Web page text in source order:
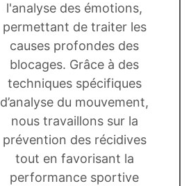
l'analyse des émotions,
permettant de traiter les
causes profondes des
blocages. Grâce à des
techniques spécifiques
d’analyse du mouvement,
nous travaillons sur la
prévention des récidives
tout en favorisant la
performance sportive